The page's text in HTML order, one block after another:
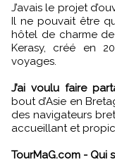
J’avais le projet
Il ne pouvait être
hôtel de charme
Kerasy, créé en
voyages.
J’ai voulu faire
bout d’Asie en
des navigateurs
accueillant et
TourMaG.com - Qui